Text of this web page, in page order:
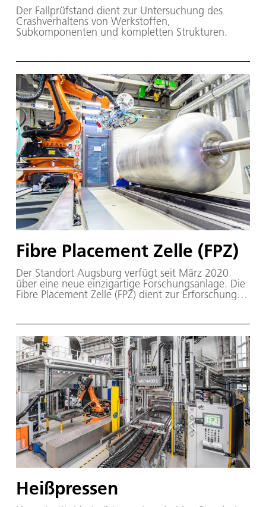
Der Fallprüfstand dient zur Untersuchung des
Crashverhaltens von Werkstoffen,
Subkomponenten und kompletten Strukturen.
Fibre Placement Zelle (FPZ)
Der Standort Augsburg verfügt seit März 2020
über eine neue einzigartige Forschungsanlage. Die
Fibre Placement Zelle (FPZ) dient zur Erforschung
Heißpressen